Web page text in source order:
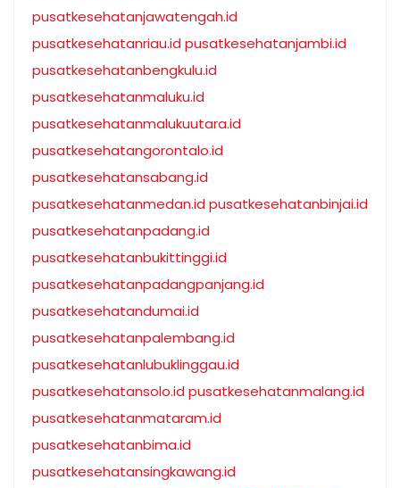
pusatkesehatanjawatengah.id
pusatkesehatanriau.id pusatkesehatanjambi.id
pusatkesehatanbengkulu.id
pusatkesehatanmaluku.id
pusatkesehatanmalukuutara.id
pusatkesehatangorontalo.id
pusatkesehatansabang.id
pusatkesehatanmedan.id pusatkesehatanbinjai.id
pusatkesehatanpadang.id
pusatkesehatanbukittinggi.id
pusatkesehatanpadangpanjang.id
pusatkesehatandumai.id
pusatkesehatanpalembang.id
pusatkesehatanlubuklinggau.id
pusatkesehatansolo.id pusatkesehatanmalang.id
pusatkesehatanmataram.id
pusatkesehatanbima.id
pusatkesehatansingkawang.id